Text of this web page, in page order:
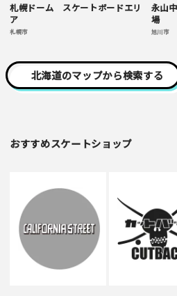
札幌ドーム スケートボードエリ
ア
札幌市
永山
場
旭川市
北海道のマップから検索する
おすすめスケートショップ